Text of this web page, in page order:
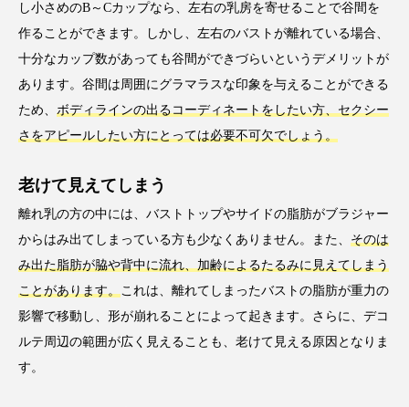
し小さめのB～Cカップなら、左右の乳房を寄せることで谷間を
作ることができます。しかし、左右のバストが離れている場合、
十分なカップ数があっても谷間ができづらいというデメリットが
あります。谷間は周囲にグラマラスな印象を与えることができる
ため、 ボディラインの出るコーディネートをしたい方、セクシー
さをアピールしたい方にとっては必要不可欠でしょう。
老けて見えてしまう
離れ乳の方の中には、バストトップやサイドの脂肪がブラジャー
からはみ出てしまっている方も少なくありません。また、 そのは
み出た脂肪が脇や背中に流れ、加齢によるたるみに見えてしまう
ことがあります。これは、離れてしまったバストの脂肪が重力の
影響で移動し、形が崩れることによって起きます。さらに、デコ
ルテ周辺の範囲が広く見えることも、老けて見える原因となりま
す。